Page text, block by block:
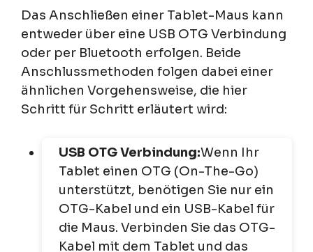
Das Anschließen einer Tablet-Maus kann
entweder über eine USB OTG Verbindung
oder per Bluetooth erfolgen. Beide
Anschlussmethoden folgen dabei einer
ähnlichen Vorgehensweise, die hier
Schritt für Schritt erläutert wird:
USB OTG Verbindung:Wenn Ihr
Tablet einen OTG (On-The-Go)
unterstützt, benötigen Sie nur ein
OTG-Kabel und ein USB-Kabel für
die Maus. Verbinden Sie das OTG-
Kabel mit dem Tablet und das